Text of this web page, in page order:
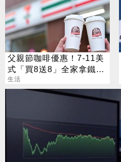
父親節咖啡優惠！7-11美
式「買8送8」全家拿鐵2
杯85元
生活